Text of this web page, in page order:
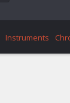
Instruments